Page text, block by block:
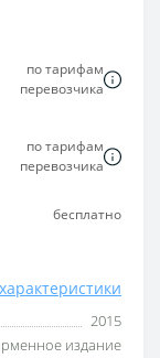
2015
издание
по тарифам
перевозчика
по тарифам
перевозчика
бесплатно